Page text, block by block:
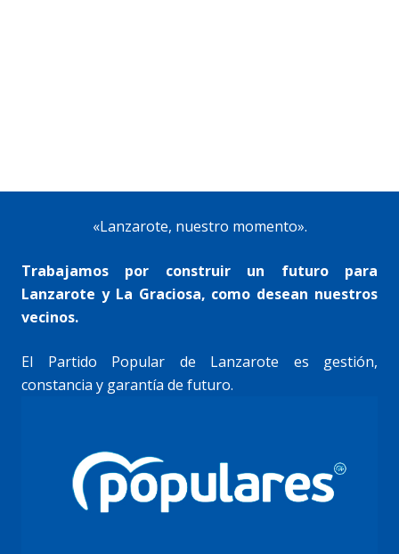
«Lanzarote, nuestro momento».
Trabajamos por construir un futuro para
Lanzarote y La Graciosa, como desean nuestros
vecinos.
El Partido Popular de Lanzarote es gestión,
constancia y garantía de futuro.